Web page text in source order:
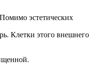
эстетических
Клетки этого внешнего